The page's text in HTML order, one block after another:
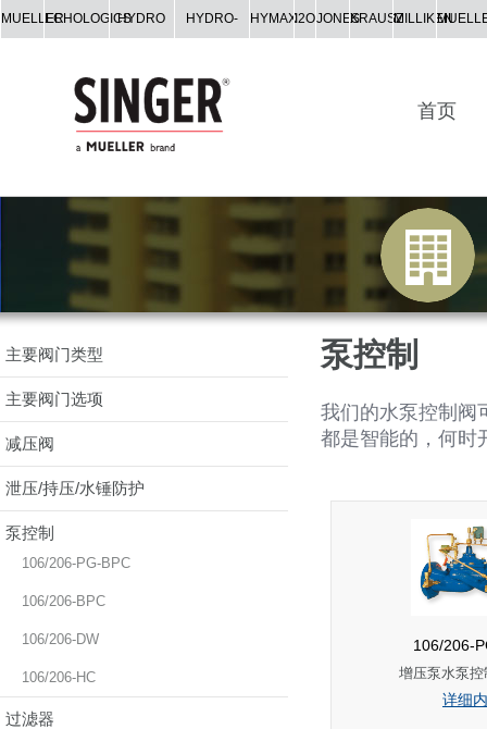
MUELLERECHOLOGICSHYDRO HYDRO- HYMAXI2OJONESKRAUSZMILLIKEN
首页
主要阀门类型
主要阀门选项
减压阀
泄压/持压/水锤防护
泵控制
106/206-PG-BPC
106/206-BPC
106/206-DW
106/206-HC
过滤器
泵控制
我们的水泵控制阀
都是智能的，何时
106/206-
增压泵水泵
详细